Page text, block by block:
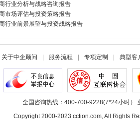
行业分析与战略咨询报告
市场评估与投资策略报告
行业前景展望与投资战略报告
关于中企顾问 服务流程 专项定制 典型客
全国咨询热线：400-700-9228(7*24小时）
Copyright 2000-2023 cction.com, All Rights